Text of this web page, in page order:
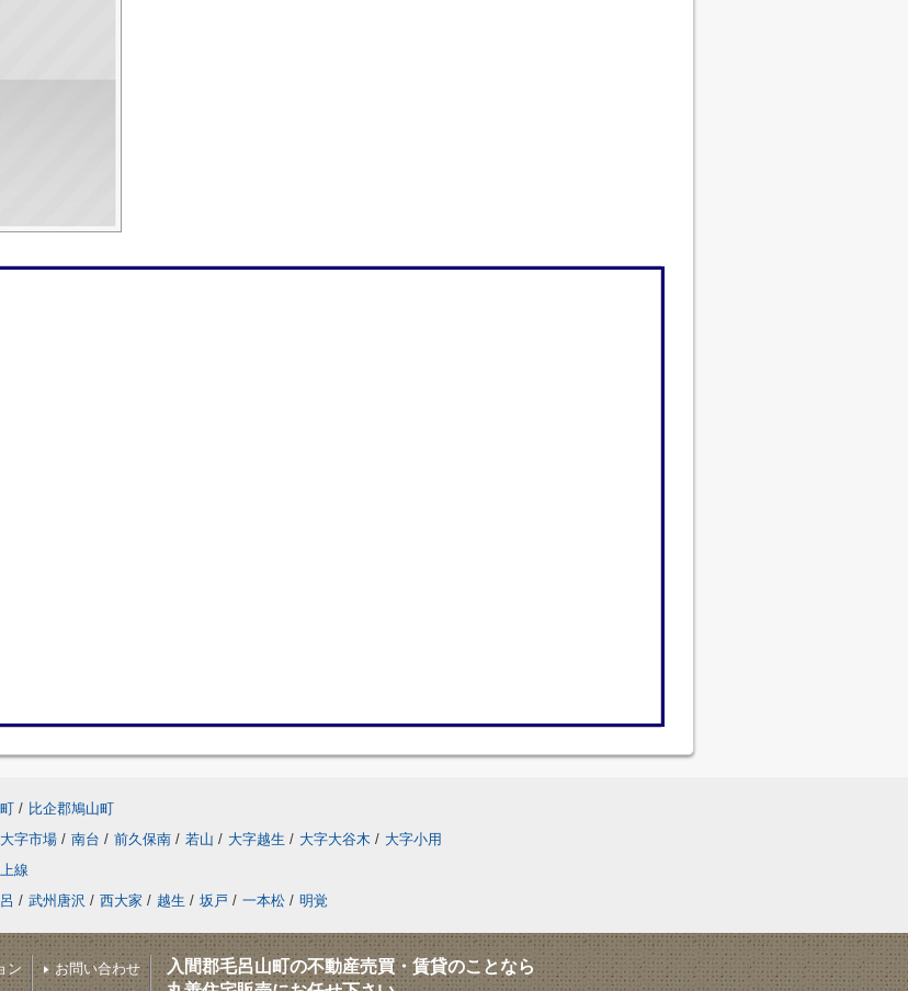
/ 比企郡鳩山町
大字市場 / 南台 / 前久保南 / 若山 / 大字越生 / 大字大谷木 / 大字小用
線
/ 武州唐沢 / 西大家 / 越生 / 坂戸 / 一本松 / 明覚
ン
お問い合わせ
入間郡毛呂山町の不動産売買・賃貸のことなら